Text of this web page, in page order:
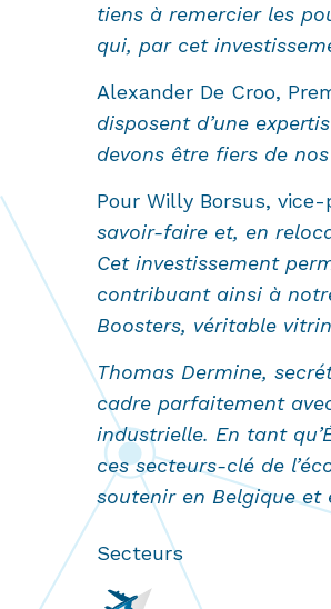
tiens à remercier les
qui, par cet
Alexander De Croo,
disposent d’une
devons être fiers de
Pour Willy Borsus,
savoir-faire et, en
Cet investissement
contribuant ainsi à
Boosters, véritable
Thomas Dermine,
cadre parfaitement
industrielle. En tant
ces secteurs-clé de
soutenir en Belgique et
Secteurs